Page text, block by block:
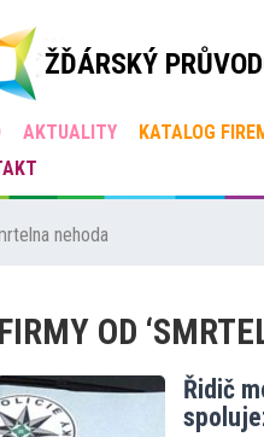
ŽĎÁRSKÝ
AKTUALITY KATALOG
nehoda
FIRMY OD
Řidič